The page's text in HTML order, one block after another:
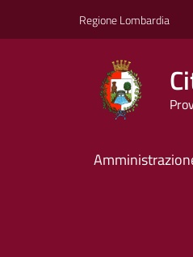
Regione Lombardia